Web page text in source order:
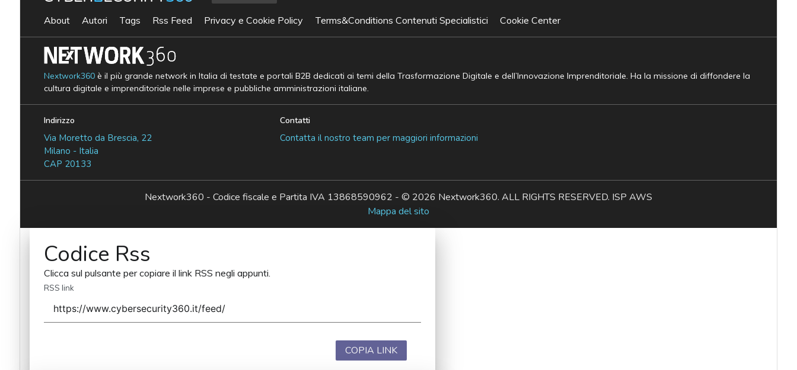
About Autori Tags Rss Feed Privacy e Cookie Policy Terms&Conditions Contenuti Specialistici Cookie Center
Nextwork360è il più grande network in Italia di testate e portali B2B dedicati ai temi della Trasformazione Digitale e dell’Innovazione Imprenditoriale. Ha la missione di diffondere la
cultura digitale e imprenditoriale nelle imprese e pubbliche amministrazioni italiane.
Indirizzo
Via Moretto da Brescia, 22
Milano - Italia
CAP 20133
Contatti
Contatta il nostro team per maggiori informazioni
Nextwork360 - Codice fiscale e Partita IVA 13868590962 - © 2026 Nextwork360. ALL RIGHTS RESERVED. ISP AWS
Mappa del sito
Codice Rss
Clicca sul pulsante per copiare il link RSS negli appunti.
RSS link
COPIA LINK